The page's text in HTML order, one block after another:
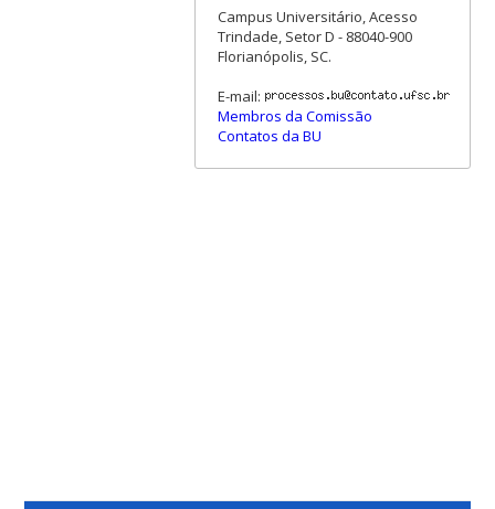
Campus Universitário, Acesso
Trindade, Setor D - 88040-900
Florianópolis, SC.
E-mail:
Membros da Comissão
Contatos da BU